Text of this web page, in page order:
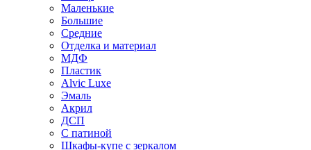
Маленькие
Большие
Средние
Отделка и материал
МДФ
Пластик
Alvic Luxe
Эмаль
Акрил
ДСП
С патиной
Шкафы-купе с зеркалом